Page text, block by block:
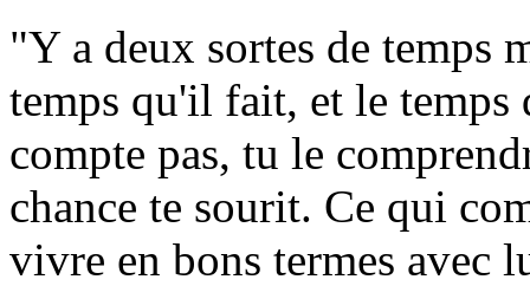
"Y a deux sortes de temps
temps qu'il fait, et le temps
compte pas, tu le
chance te sourit. Ce qui
vivre en bons termes avec